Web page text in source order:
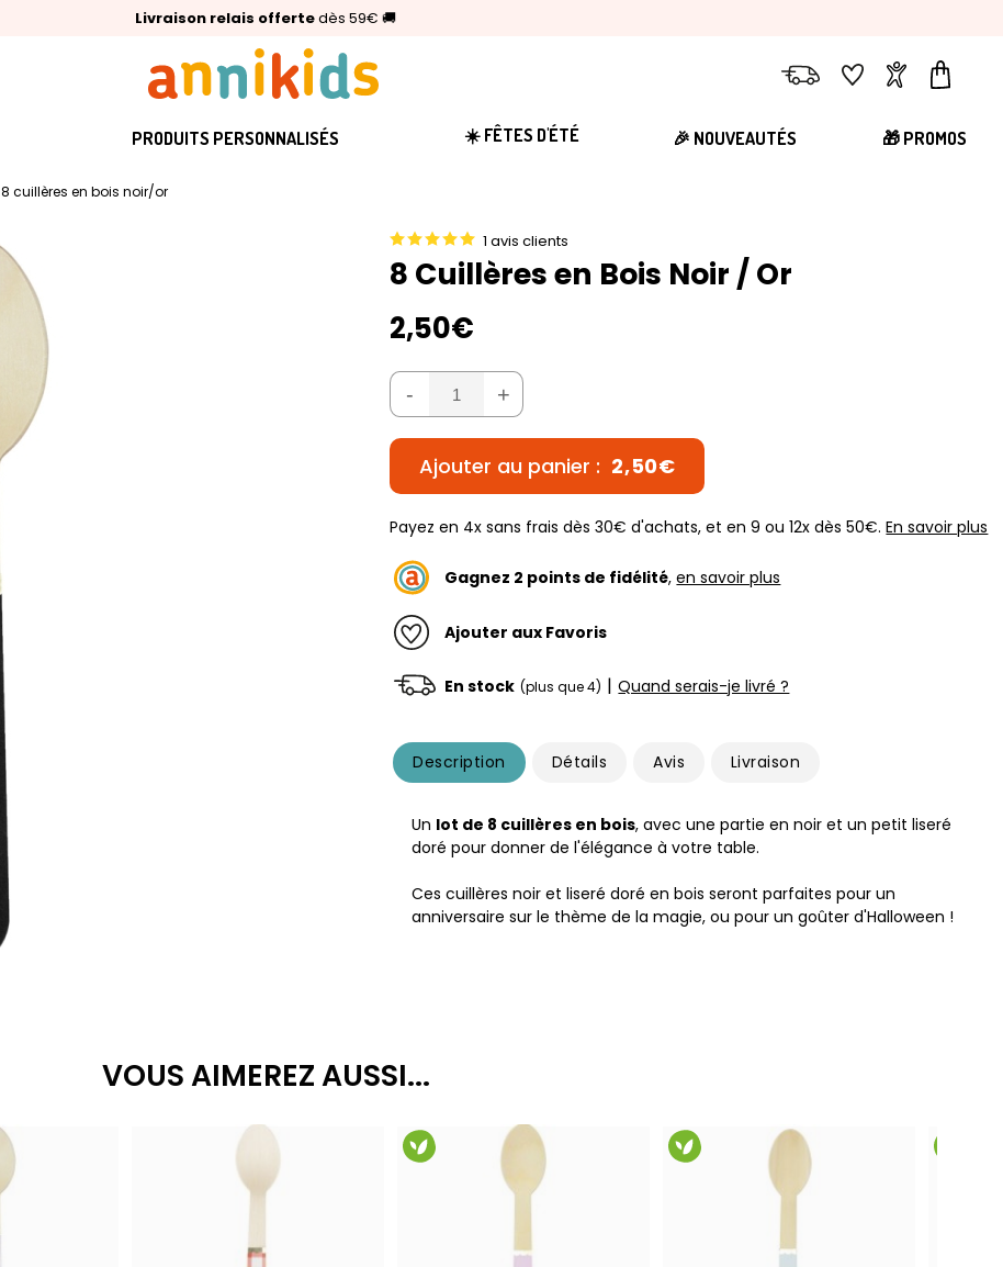
Livraison relais offertedès 59€ 🚚
🥇Palmarès Capital 2025 :Annikids N°1
⭐⭐⭐⭐⭐4,6/5(24 000 avis clients)
LivraisonFavorisComptePanier
PRODUITS PERSONNALISÉS ☀️ FÊTES D'ÉTÉ 🎉 NOUVEAUTÉS 🎁 PROMOS
8 cuillères en bois noir/or
1 avis clients
8 Cuillères en Bois Noir / Or
2,50€
- +
Ajouter au panier : 2,50€
Payez en 4x sans frais dès 30€ d'achats, et en 9 ou 12x dès 50€.En savoir plus
Gagnez 2 points de fidélité,en savoir plus
Ajouter aux Favoris
En stock (plus que 4) | Quand serais-je livré ?
Description Détails Avis Livraison
Un lot de 8 cuillères en bois, avec une partie en noir et un petit liseré
doré pour donner de l'élégance à votre table.
Ces cuillères noir et liseré doré en bois seront parfaites pour un
anniversaire sur le thème de la magie, ou pour un goûter d'Halloween !
VOUS AIMEREZ AUSSI...